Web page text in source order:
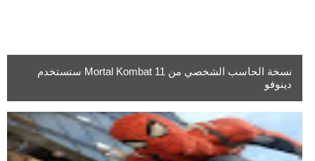
نسخة الحاسب الشخصي من Mortal Kombat 11 ستستخدم
دينوفو